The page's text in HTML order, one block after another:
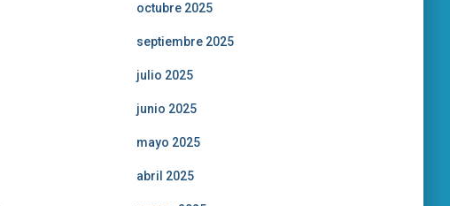
octubre 2025
septiembre 2025
julio 2025
junio 2025
mayo 2025
abril 2025